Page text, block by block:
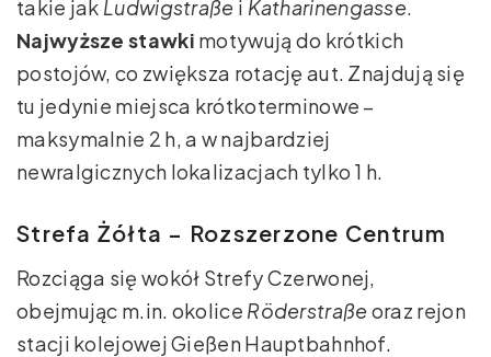
takie jak Ludwigstraße i Katharinengasse.
Najwyższe stawki motywują do krótkich
postojów, co zwiększa rotację aut. Znajdują się
tu jedynie miejsca krótkoterminowe –
maksymalnie 2 h, a w najbardziej
newralgicznych lokalizacjach tylko 1 h.
Strefa Żółta – Rozszerzone Centrum
Rozciąga się wokół Strefy Czerwonej,
obejmując m.in. okolice Röderstraßeoraz rejon
stacji kolejowej Gießen Hauptbahnhof.